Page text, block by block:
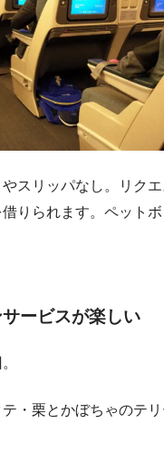
スリッパなし。リク
りられます。ペット
ービスが楽しい
・栗とかぼちゃのテ